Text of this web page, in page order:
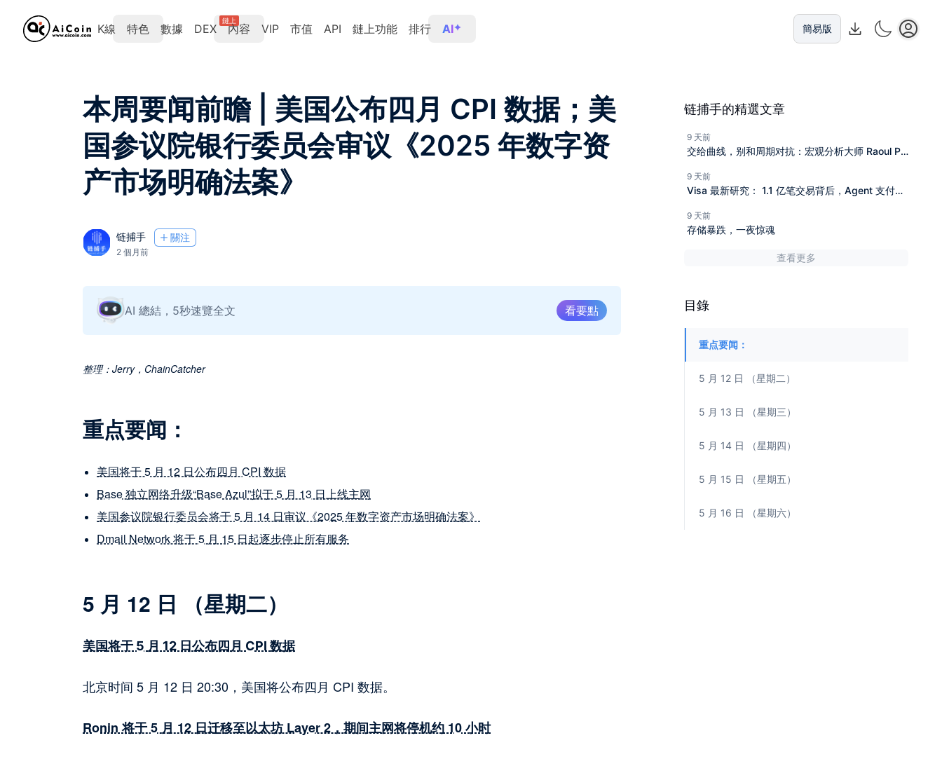
K線 特色 數據 DEX
鏈上
內容 VIP 市值 API 鏈上功能 排行 AI 簡易版
本周要闻前瞻 | 美国公布四月 CPI 数据；美
国参议院银行委员会审议《2025 年数字资
产市场明确法案》
链捕手 關注
2 個月前
AI 總結，5秒速覽全文 看要點
整理： Jerry，ChainCatcher
重点要闻：
美国将于 5 月 12 日公布四月 CPI 数据
Base 独立网络升级“Base Azul”拟于 5 月 13 日上线主网
美国参议院银行委员会将于 5 月 14 日审议《2025 年数字资产市场明确法案》
Dmail Network 将于 5 月 15 日起逐步停止所有服务
5 月 12 日 （星期二）
美国将于 5 月 12 日公布四月 CPI 数据
北京时间 5 月 12 日 20:30，美国将公布四月 CPI 数据。
Ronin 将于 5 月 12 日迁移至以太坊 Layer 2，期间主网将停机约 10 小时
链捕手的精選文章
9 天前
交给曲线，别和周期对抗：宏观分析大师 Raoul Pal
9 天前
Visa 最新研究： 1.1 亿笔交易背后，Agent 支付正
9 天前
存储暴跌，一夜惊魂
查看更多
目錄
重点要闻：
5 月 12 日 （星期二）
5 月 13 日 （星期三）
5 月 14 日 （星期四）
5 月 15 日 （星期五）
5 月 16 日 （星期六）